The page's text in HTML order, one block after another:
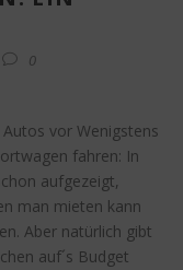
0
vor Wenigstens
fahren: In
aufgezeigt,
man mieten kann
Aber natürlich gibt
auf´s Budget